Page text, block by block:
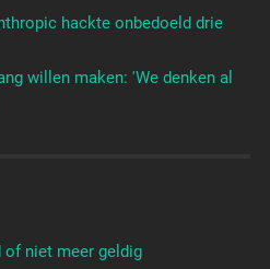
hackte onbedoeld drie
willen maken: 'We denken al
of niet meer geldig